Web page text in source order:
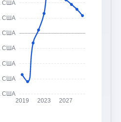
США
США
США
США
США
США
США
2019 2023 2027